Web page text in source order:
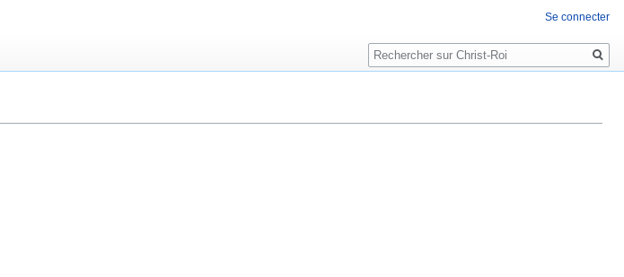
Se connecter
Rechercher